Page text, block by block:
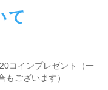
て
コインプレゼント
（一
ございます）